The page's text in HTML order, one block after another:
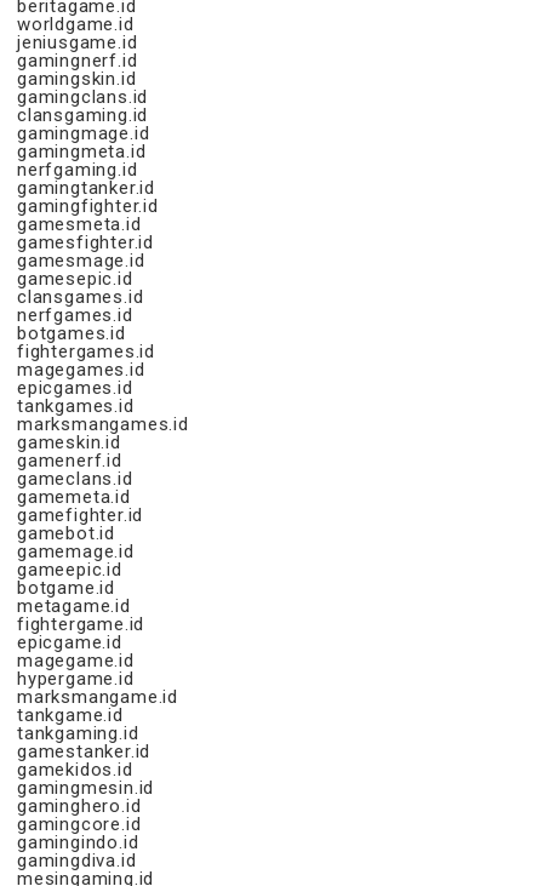
beritagame.id
worldgame.id
jeniusgame.id
gamingnerf.id
gamingskin.id
gamingclans.id
clansgaming.id
gamingmage.id
gamingmeta.id
nerfgaming.id
gamingtanker.id
gamingfighter.id
gamesmeta.id
gamesfighter.id
gamesmage.id
gamesepic.id
clansgames.id
nerfgames.id
botgames.id
fightergames.id
magegames.id
epicgames.id
tankgames.id
marksmangames.id
gameskin.id
gamenerf.id
gameclans.id
gamemeta.id
gamefighter.id
gamebot.id
gamemage.id
gameepic.id
botgame.id
metagame.id
fightergame.id
epicgame.id
magegame.id
hypergame.id
marksmangame.id
tankgame.id
tankgaming.id
gamestanker.id
gamekidos.id
gamingmesin.id
gaminghero.id
gamingcore.id
gamingindo.id
gamingdiva.id
mesingaming.id